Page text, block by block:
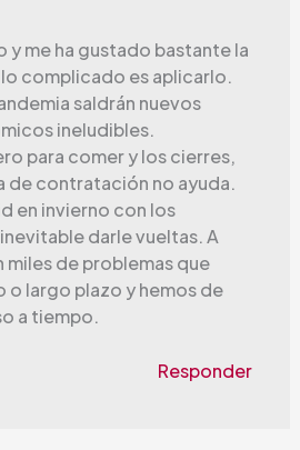
y me ha gustado bastante la
complicado es aplicarlo.
saldrán nuevos
ineludibles.
para comer y los cierres,
de contratación no ayuda.
en invierno con los
darle vueltas. A
miles de problemas que
o largo plazo y hemos de
a tiempo.
Responder